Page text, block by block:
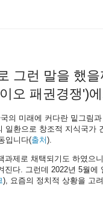
그런 말을 했
오 패권경쟁')
의 미래에 커다란 밑그림
일환으로 창조적 지식국가
입니다(출처).
과제로 채택되기도 하였으
다. 그런데 2022년 5월에
), 요즘의 정치적 상황을 고